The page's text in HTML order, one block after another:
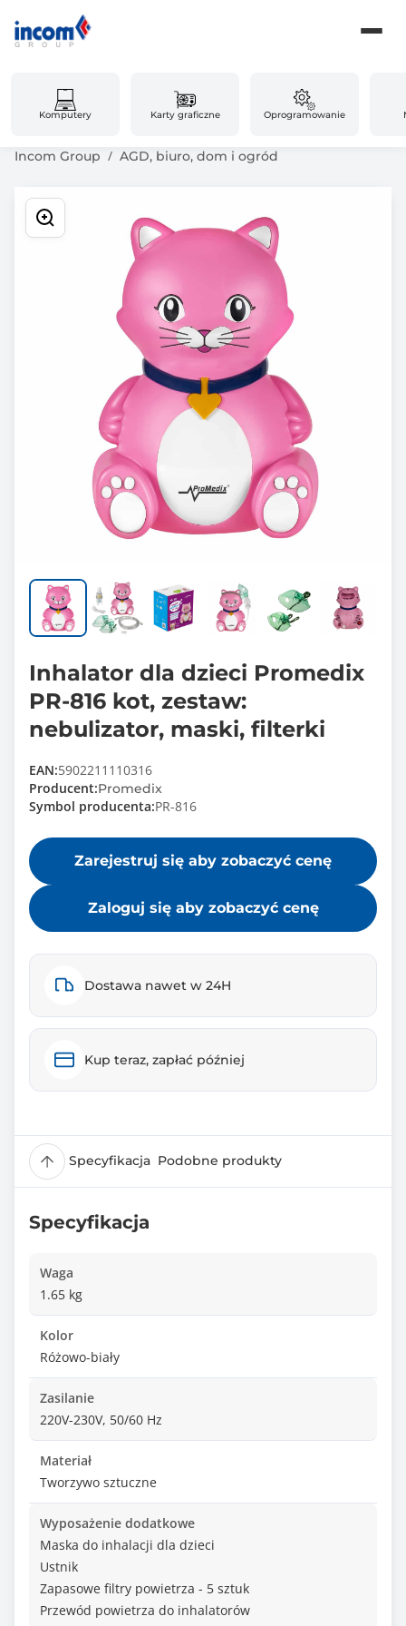
Komputery Karty graficzne Oprogramowanie
Incom Group AGD, biuro, dom i ogród
Inhalator dla dzieci Promedix
PR-816 kot, zestaw:
nebulizator, maski, filterki
EAN:5902211110316
Producent:Promedix
Symbol producenta:PR-816
Zarejestruj się aby zobaczyć cenę
Zaloguj się aby zobaczyć cenę
Dostawa nawet w 24H
Kup teraz, zapłać później
Specyfikacja Podobne produkty
Specyfikacja
Waga
1.65 kg
Kolor
Różowo-biały
Zasilanie
220V-230V, 50/60 Hz
Materiał
Tworzywo sztuczne
Wyposażenie dodatkowe
Maska do inhalacji dla dzieci
Ustnik
Zapasowe filtry powietrza - 5 sztuk
Przewód powietrza do inhalatorów